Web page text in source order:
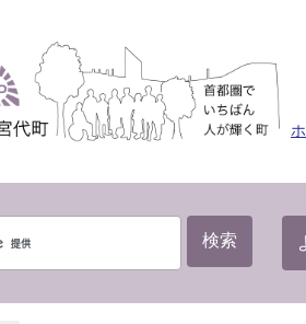
検索